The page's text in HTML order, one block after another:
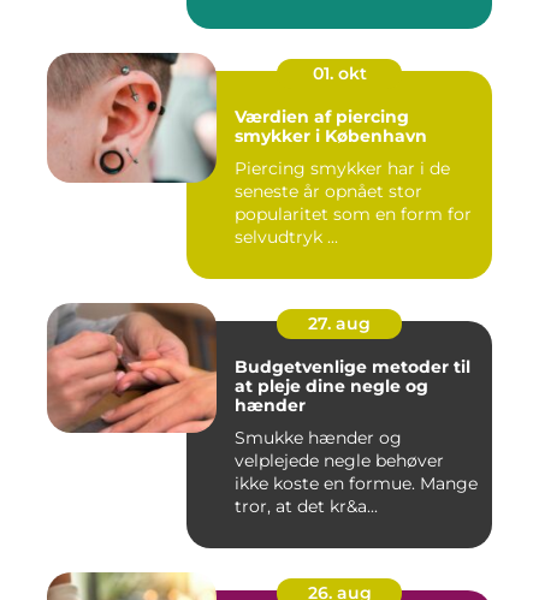
01. okt
Værdien af piercing
smykker i København
Piercing smykker har i de
seneste år opnået stor
popularitet som en form for
selvudtryk ...
27. aug
Budgetvenlige metoder til
at pleje dine negle og
hænder
Smukke hænder og
velplejede negle behøver
ikke koste en formue. Mange
tror, at det kr&a...
26. aug